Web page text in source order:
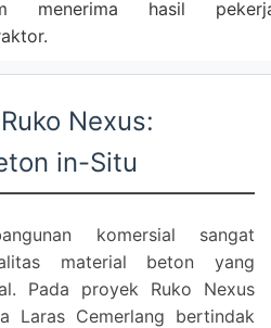
menerima hasil
Nexus:
in-Situ
komersial sangat
material beton yang
Pada proyek Ruko Nexus
Laras Cemerlang bertindak